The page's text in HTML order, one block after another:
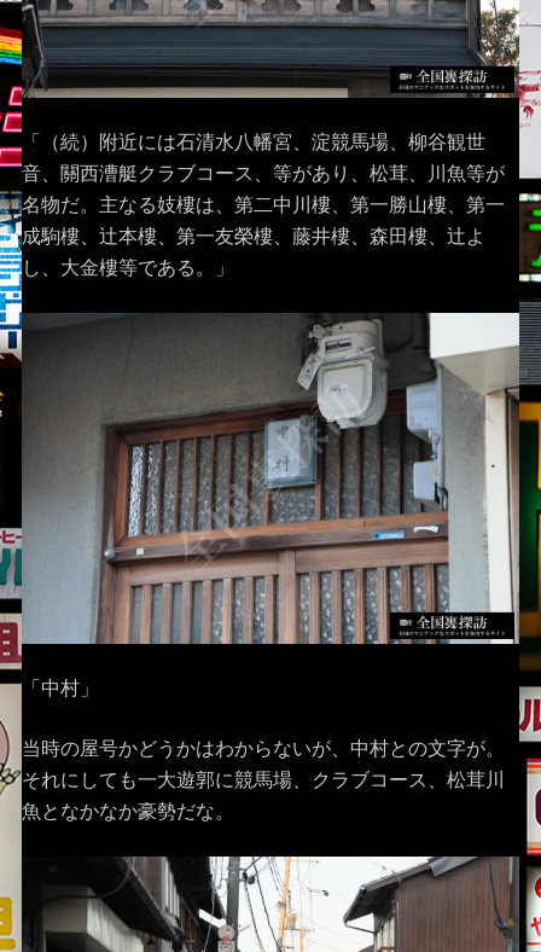
「（続）附近には石清水八幡宮、淀競馬場、柳谷観世
音、關西漕艇クラブコース、等があり、松茸、川魚等が
名物だ。主なる妓樓は、第二中川樓、第一勝山樓、第一
成駒樓、辻本樓、第一友榮樓、藤井樓、森田樓、辻よ
し、大金樓等である。」
「中村」
当時の屋号かどうかはわからないが、中村との文字が。
それにしても一大遊郭に競馬場、クラブコース、松茸川
魚となかなか豪勢だな。